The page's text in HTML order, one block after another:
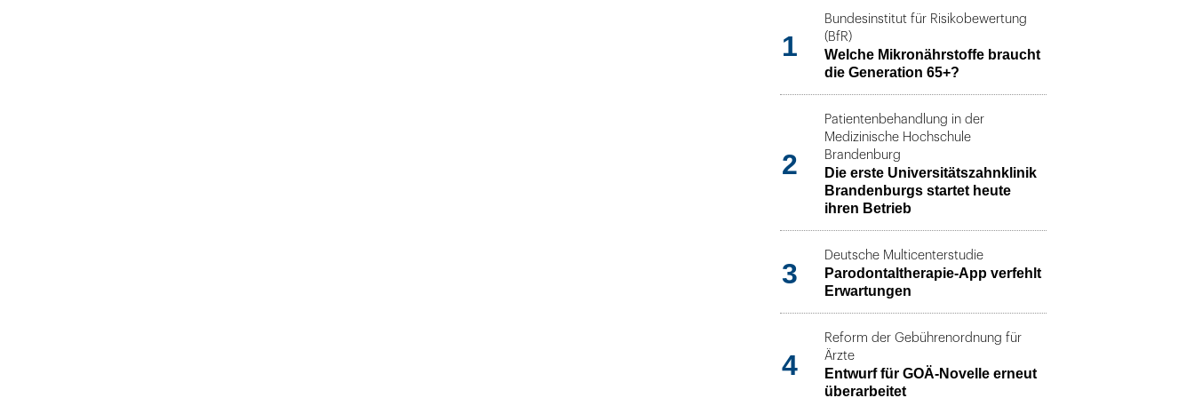
1
Bundesinstitut für Risikobewertung
(BfR)
Welche Mikronährstoffe braucht
die Generation 65+?
2
Patientenbehandlung in der
Medizinische Hochschule
Brandenburg
Die erste Universitätszahnklinik
Brandenburgs startet heute
ihren Betrieb
3
Deutsche Multicenterstudie
Parodontaltherapie-App verfehlt
Erwartungen
4
Reform der Gebührenordnung für
Ärzte
Entwurf für GOÄ-Novelle erneut
überarbeitet